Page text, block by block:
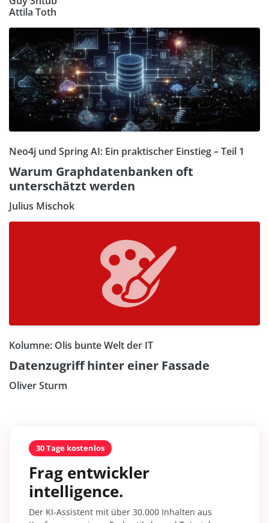
Attila Toth
Neo4j und Spring AI: Ein praktischer Einstieg – Teil 1
Warum Graphdatenbanken oft
unterschätzt werden
Julius Mischok
Kolumne: Olis bunte Welt der IT
Datenzugriff hinter einer Fassade
Oliver Sturm
30 Tage kostenlos
Frag entwickler
intelligence.
Der KI-Assistent mit über 30.000 Inhalten aus